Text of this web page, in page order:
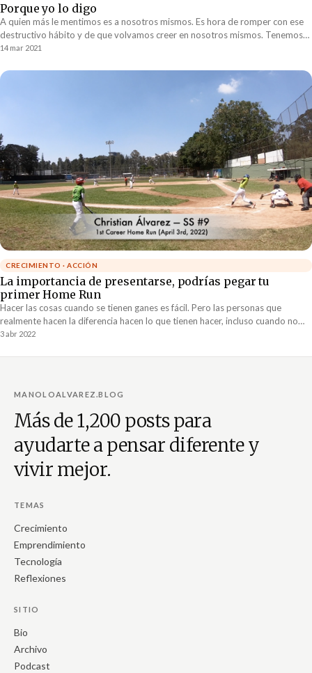
Porque yo lo digo
A quien más le mentimos es a nosotros mismos. Es hora de romper con ese
destructivo hábito y de que volvamos creer en nosotros mismos. Tenemos
que recuperar la honorabilidad de sostener nuestra palabra interna.
14 mar 2021
CRECIMIENTO · ACCIÓN
La importancia de presentarse, podrías pegar tu
primer Home Run
Hacer las cosas cuando se tienen ganes es fácil. Pero las personas que
realmente hacen la diferencia hacen lo que tienen hacer, incluso cuando no
tienen las ganas de hacerlo. La valentía de decir “presente” incluso cuando es
3 abr 2022
MANOLOALVAREZ.BLOG
Más de 1,200 posts para
ayudarte a pensar diferente y
vivir mejor.
TEMAS
Crecimiento
Emprendimiento
Tecnología
Reflexiones
SITIO
Bio
Archivo
Podcast